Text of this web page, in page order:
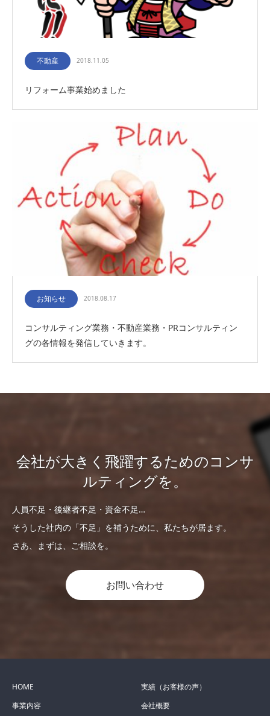
不動産 2018.11.05
リフォーム事業始めました
お知らせ 2018.08.17
コンサルティング業務・不動産業務・PRコンサルティン
グの各情報を発信していきます。
会社が大きく飛躍するためのコンサ
ルティングを。
人員不足・後継者不足・資金不足…
そうした社内の「不足」を補うために、私たちが居ます。
さあ、まずは、ご相談を。
お問い合わせ
HOME
事業内容
実績（お客様の声）
会社概要